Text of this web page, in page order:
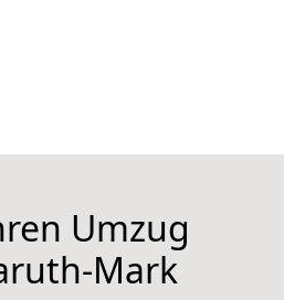
Umzug
Mark